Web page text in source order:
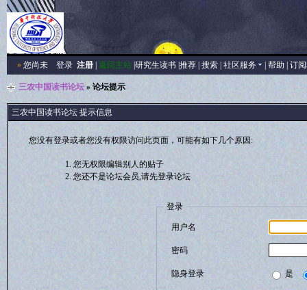
»您尚未 登录 注册| 返回主站| 研究生读书| 推荐| 搜索| 社区服务 帮助 订
三农中国读书论坛» 论坛提示
三农中国读书论坛 提示信息
您没有登录或者您没有权限访问此页面，可能有如下几个原因:
您无权限编辑别人的贴子
您还不是论坛会员,请先登录论坛
登录
用户名
密码
隐身登录 是